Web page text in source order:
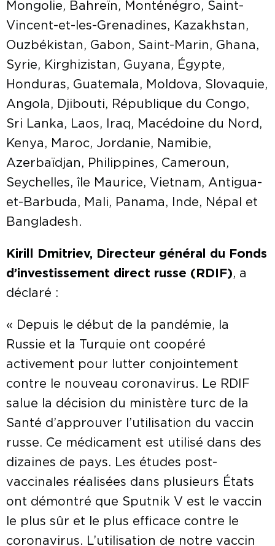
Mongolie, Bahreïn, Monténégro, Saint-
Vincent-et-les-Grenadines, Kazakhstan,
Ouzbékistan, Gabon, Saint-Marin, Ghana,
Syrie, Kirghizistan, Guyana, Égypte,
Honduras, Guatemala, Moldova, Slovaquie,
Angola, Djibouti, République du Congo,
Sri Lanka, Laos, Iraq, Macédoine du Nord,
Kenya, Maroc, Jordanie, Namibie,
Azerbaïdjan, Philippines, Cameroun,
Seychelles, île Maurice, Vietnam, Antigua-
et-Barbuda, Mali, Panama, Inde, Népal et
Bangladesh.
Kirill Dmitriev, Directeur général du Fonds
d’investissement direct russe (RDIF), a
déclaré :
« Depuis le début de la pandémie, la
Russie et la Turquie ont coopéré
activement pour lutter conjointement
contre le nouveau coronavirus. Le RDIF
salue la décision du ministère turc de la
Santé d’approuver l’utilisation du vaccin
russe. Ce médicament est utilisé dans des
dizaines de pays. Les études post-
vaccinales réalisées dans plusieurs États
ont démontré que Sputnik V est le vaccin
le plus sûr et le plus efficace contre le
coronavirus. L’utilisation de notre vaccin